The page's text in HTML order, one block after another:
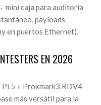
mini caja para auditoría
payloads
en puertos Ethernet).
EN 2026
5 + Proxmark3 RDV4
más versátil para la